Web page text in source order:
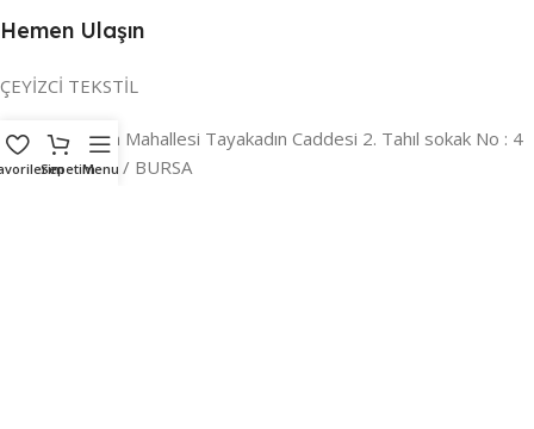
Hemen Ulaşın
ÇEYİZCİ TEKSTİL
Adres:Reyhan Mahallesi Tayakadın Caddesi 2. Tahıl sokak No : 4
/ a Osmangazi / BURSA
SepetimMenu